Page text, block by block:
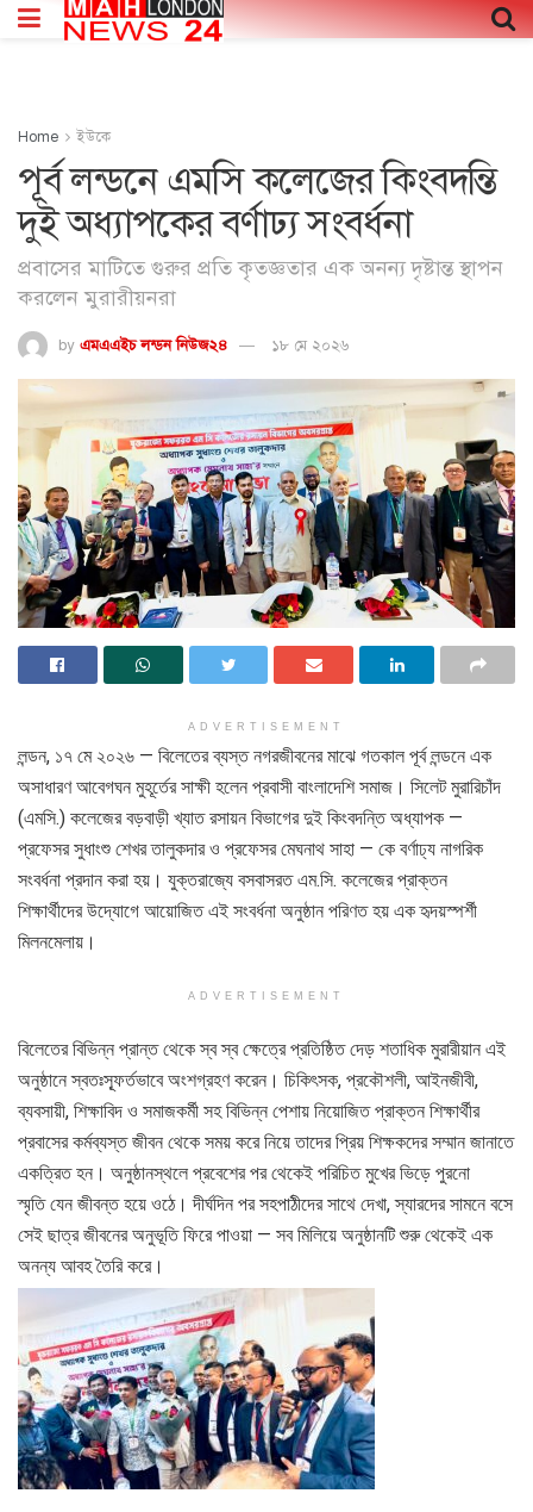
Home ইউকে
পূর্ব লন্ডনে এমসি কলেজের কিংবদন্তি
দুই অধ্যাপকের বর্ণাঢ্য সংবর্ধনা
প্রবাসের মাটিতে গুরুর প্রতি কৃতজ্ঞতার এক অনন্য দৃষ্টান্ত স্থাপন
করলেন মুরারীয়নরা
by এমএএইচ লন্ডন নিউজ২৪ ১৮ মে ২০২৬
ADVERTISEMENT
লন্ডন, ১৭ মে ২০২৬ — বিলেতের ব্যস্ত নগরজীবনের মাঝে গতকাল পূর্ব লন্ডনে এক
অসাধারণ আবেগঘন মুহূর্তের সাক্ষী হলেন প্রবাসী বাংলাদেশি সমাজ। সিলেট মুরারিচাঁদ
(এমসি.) কলেজের বড়বাড়ী খ্যাত রসায়ন বিভাগের দুই কিংবদন্তি অধ্যাপক —
প্রফেসর সুধাংশু শেখর তালুকদার ও প্রফেসর মেঘনাথ সাহা — কে বর্ণাঢ্য নাগরিক
সংবর্ধনা প্রদান করা হয়। যুক্তরাজ্যে বসবাসরত এম.সি. কলেজের প্রাক্তন
শিক্ষার্থীদের উদ্যোগে আয়োজিত এই সংবর্ধনা অনুষ্ঠান পরিণত হয় এক হৃদয়স্পর্শী
মিলনমেলায়।
ADVERTISEMENT
বিলেতের বিভিন্ন প্রান্ত থেকে স্ব স্ব ক্ষেত্রে প্রতিষ্ঠিত দেড় শতাধিক মুরারীয়ান এই
অনুষ্ঠানে স্বতঃস্ফূর্তভাবে অংশগ্রহণ করেন। চিকিৎসক, প্রকৌশলী, আইনজীবী,
ব্যবসায়ী, শিক্ষাবিদ ও সমাজকর্মী সহ বিভিন্ন পেশায় নিয়োজিত প্রাক্তন শিক্ষার্থীর
প্রবাসের কর্মব্যস্ত জীবন থেকে সময় করে নিয়ে তাদের প্রিয় শিক্ষকদের সম্মান জানাতে
একত্রিত হন। অনুষ্ঠানস্থলে প্রবেশের পর থেকেই পরিচিত মুখের ভিড়ে পুরনো
স্মৃতি যেন জীবন্ত হয়ে ওঠে। দীর্ঘদিন পর সহপাঠীদের সাথে দেখা, স্যারদের সামনে বসে
সেই ছাত্র জীবনের অনুভূতি ফিরে পাওয়া — সব মিলিয়ে অনুষ্ঠানটি শুরু থেকেই এক
অনন্য আবহ তৈরি করে।